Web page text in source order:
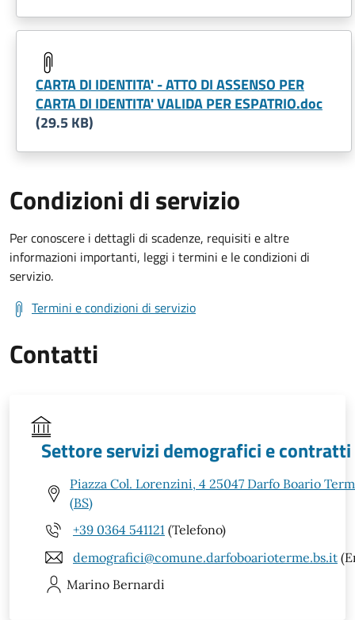
CARTA DI IDENTITA' - ATTO DI ASSENSO PER
CARTA DI IDENTITA' VALIDA PER ESPATRIO.doc
(29.5 KB)
Condizioni di servizio
Per conoscere i dettagli di scadenze, requisiti e altre
informazioni importanti, leggi i termini e le condizioni di
servizio.
Termini e condizioni di servizio
Contatti
Settore servizi demografici e contratti
Piazza Col. Lorenzini, 4 25047 Darfo Boario
(BS)
+39 0364 541121 (Telefono)
demografici@comune.darfoboarioterme.bs.it
Marino Bernardi